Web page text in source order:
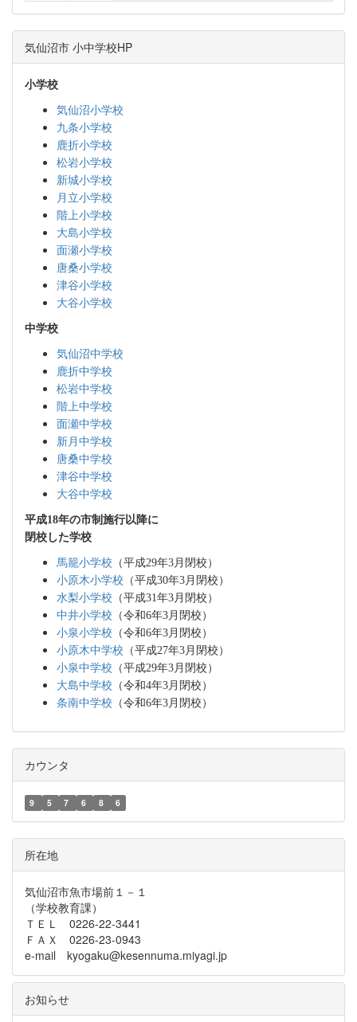
気仙沼市 小中学校HP
小学校
気仙沼小学校
九条小学校
鹿折小学校
松岩小学校
新城小学校
月立小学校
階上小学校
大島小学校
面瀬小学校
唐桑小学校
津谷小学校
大谷小学校
中学校
気仙沼中学校
鹿折中学校
松岩中学校
階上中学校
面瀬中学校
新月中学校
唐桑中学校
津谷中学校
大谷中学校
平成18年の市制施行以降に
閉校した学校
馬籠小学校 （平成29年3月閉校）
小原木小学校 （平成30年3月閉校）
水梨小学校 （平成31年3月閉校）
中井小学校 （令和6年3月閉校）
小泉小学校 （令和6年3月閉校）
小原木中学校 （平成27年3月閉校）
小泉中学校 （平成29年3月閉校）
大島中学校 （令和4年3月閉校）
条南中学校 （令和6年3月閉校）
カウンタ
9 5 7 6 8 6
所在地
気仙沼市魚市場前１－１
（学校教育課）
ＴＥＬ 0226-22-3441
ＦＡＸ 0226-23-0943
e-mail kyogaku@kesennuma.miyagi.jp
お知らせ